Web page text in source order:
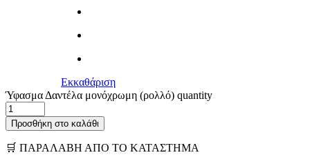
Εκκαθάριση
Ύφασμα Δαντέλα μονόχρωμη (ρολλό) quantity
Προσθήκη στο καλάθι
🛒 ΠΑΡΑΛΑΒΗ ΑΠΟ ΤΟ ΚΑΤΑΣΤΗΜΑ